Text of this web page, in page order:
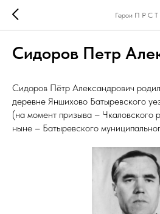
Герои П Р С Т
Сидоров Петр
Сидоров Пётр Александрович
деревне Яншихово Батыревского
(на момент призыва –
ныне – Батыревского